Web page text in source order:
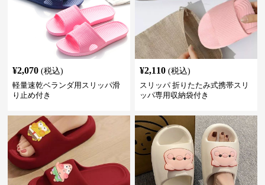
¥2,070 (税込)
軽量速乾ベランダ用スリッパ滑
り止め付き
¥2,110 (税込)
スリッパ 折りたたみ式携帯スリ
ッパ専用収納袋付き